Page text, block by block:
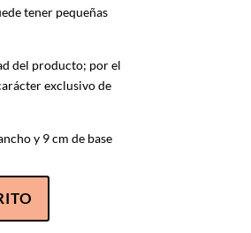
tener pequeñas
del producto; por el
exclusivo de
y 9 cm de base